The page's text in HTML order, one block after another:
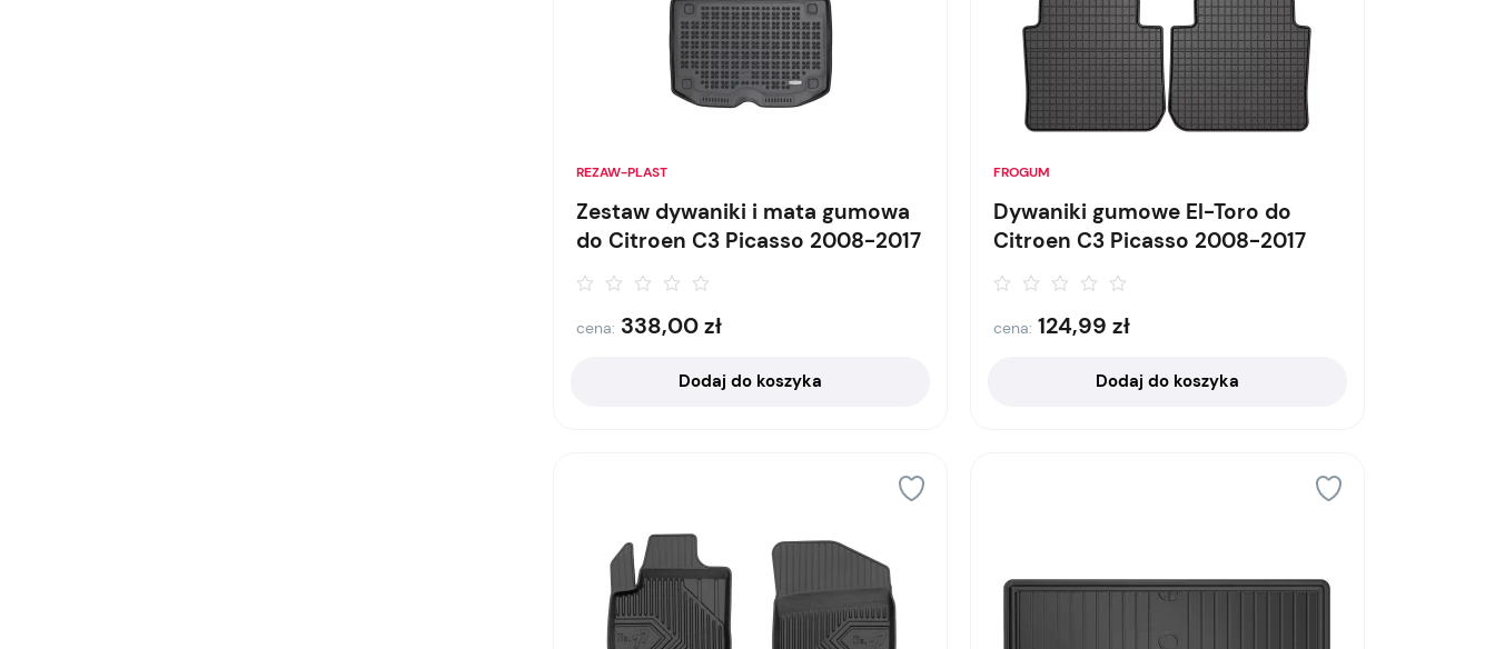
REZAW-PLAST
Zestaw dywaniki i mata gumowa
do Citroen C3 Picasso 2008-2017
cena: 338,00zł
Dodaj do koszyka
FROGUM
Dywaniki gumowe El-Toro do
Citroen C3 Picasso 2008-2017
cena: 124,99 zł
Dodaj do koszyka